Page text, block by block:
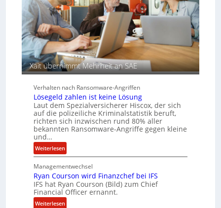
f
d
e
r
S
p
u
r
g
e
n
c
y
a
r
b
t
e
n
z
u
s
a
m
m
e
n
Xait übernimmt Mehrheit an SAE
Verhalten nach Ransomware-Angriffen
Lösegeld zahlen ist keine Lösung
Laut dem Spezialversicherer Hiscox, der sich
auf die polizeiliche Kriminalstatistik beruft,
richten sich inzwischen rund 80% aller
bekannten Ransomware-Angriffe gegen kleine
und…
Weiterlesen:
L
ö
s
e
g
e
Managementwechsel
Ryan Courson wird Finanzchef bei IFS
IFS hat Ryan Courson (Bild) zum Chief
Financial Officer ernannt.
Weiterlesen: